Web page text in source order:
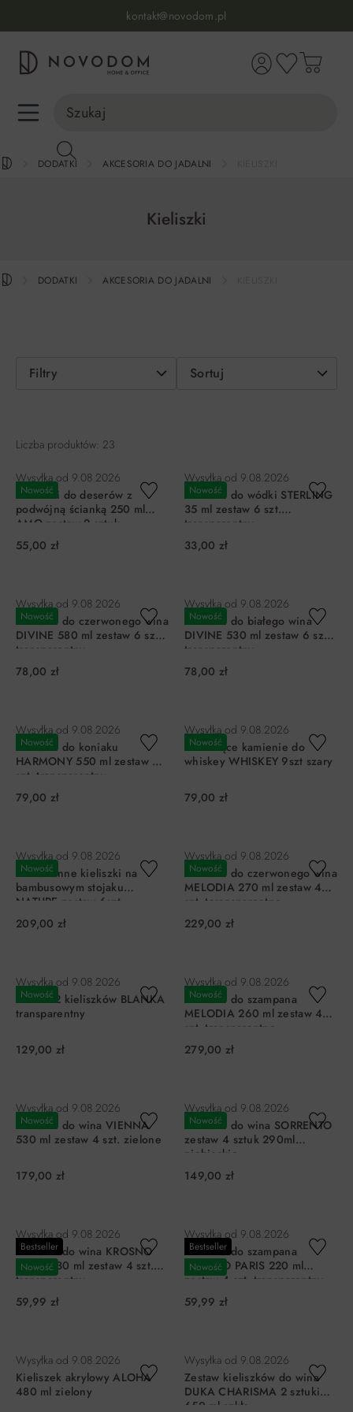
kontakt@novodom.pl
Dostawa z wniesieniem
30 dni na zwrot lub wymianę
98% zadowolonych klientów
DODATKI AKCESORIA DO JADALNI
Kieliszki
DODATKI AKCESORIA DO JADALNI
Filtry Sortuj
Liczba produktów: 23
Nowość
Wysyłka od 9.08.2026
Pucharki do deserów z
podwójną ścianką 250 ml
AMO zestaw 2 sztuk
transparentny
55,00 zł
Nowość
Wysyłka od 9.08.2026
Kieliszki do wódki STERLING
35 ml zestaw 6 szt.
transparentny
33,00 zł
Nowość
Wysyłka od 9.08.2026
Kieliszki do czerwonego wina
DIVINE 580 ml zestaw 6 szt.
transparentny
78,00 zł
Nowość
Wysyłka od 9.08.2026
Kieliszki do białego wina
DIVINE 530 ml zestaw 6 szt.
transparentny
78,00 zł
Nowość
Wysyłka od 9.08.2026
Kieliszki do koniaku
HARMONY 550 ml zestaw 6
szt. transparentny
79,00 zł
Nowość
Wysyłka od 9.08.2026
Chłodzące kamienie do
whiskey WHISKEY 9szt szary
79,00 zł
Nowość
Wysyłka od 9.08.2026
Dwustronne kieliszki na
bambusowym stojaku
NATURE zestaw 6szt.
transparentny
209,00 zł
Nowość
Wysyłka od 9.08.2026
Kieliszki do czerwonego wina
MELODIA 270 ml zestaw 4
szt. taransparentne
229,00 zł
Nowość
Wysyłka od 9.08.2026
Zestaw 2 kieliszków BLANKA
transparentny
129,00 zł
Nowość
Wysyłka od 9.08.2026
Kieliszki do szampana
MELODIA 260 ml zestaw 4
szt. transparentne
279,00 zł
Nowość
Wysyłka od 9.08.2026
Kieliszki do wina VIENNA
530 ml zestaw 4 szt. zielone
179,00 zł
Nowość
Wysyłka od 9.08.2026
Kieliszki do wina SORRENTO
zestaw 4 sztuk 290ml
niebieskie
149,00 zł
Bestseller
Nowość
Wysyłka od 9.08.2026
Kieliszki do wina KROSNO
PARIS 330 ml zestaw 4 szt.
transparentny
59,99 zł
Bestseller
Nowość
Wysyłka od 9.08.2026
Kieliszki do szampana
KROSNO PARIS 220 ml
zestaw 4 szt. transparentny
59,99 zł
Wysyłka od 9.08.2026
Kieliszek akrylowy ALOHA
480 ml zielony
Wysyłka od 9.08.2026
Zestaw kieliszków do wina
DUKA CHARISMA 2 sztuki
650 ml szkło